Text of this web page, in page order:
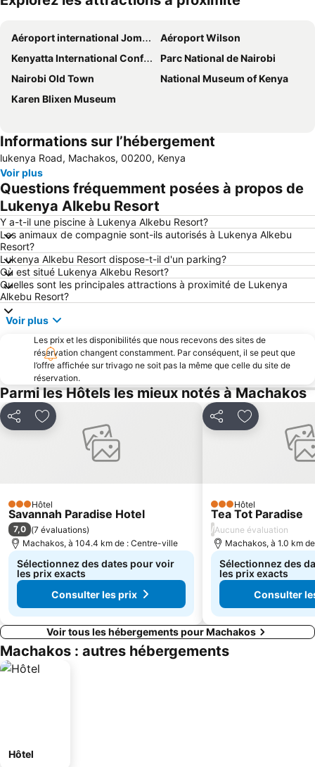
Aéroport international Jomo Kenyatta
Aéroport Wilson
Kenyatta International Conference Centre
Parc National de Nairobi
Nairobi Old Town
National Museum of Kenya
Karen Blixen Museum
Informations sur l’hébergement
lukenya Road, Machakos, 00200, Kenya
Voir plus
Questions fréquemment posées à propos de
Lukenya Alkebu Resort
Y a-t-il une piscine à Lukenya Alkebu Resort?
Les animaux de compagnie sont-ils autorisés à Lukenya Alkebu
Resort?
Lukenya Alkebu Resort dispose-t-il d'un parking?
Où est situé Lukenya Alkebu Resort?
Quelles sont les principales attractions à proximité de Lukenya
Alkebu Resort?
Voir plus
Les prix et les disponibilités que nous recevons des sites de
réservation changent constamment. Par conséquent, il se peut que
l’offre affichée sur trivago ne soit pas la même que celle du site de
réservation.
Parmi les Hôtels les mieux notés à Machakos
PartagerAjouter à mes favoris
3 Étoiles
Hôtel
Savannah Paradise Hotel
7,0 (7 évaluations)
Machakos, à 104.4 km de : Centre-ville
Sélectionnez des dates pour voir
les prix exacts
Consulter les prix
PartagerAjouter à
3 Étoiles
Hôtel
Tea Tot Paradise
/Aucune évaluation
Machakos, à 1.0 km
Sélectionnez des
les prix exacts
Consulter
Voir tous les hébergements pour Machakos
Machakos : autres hébergements
Hôtel